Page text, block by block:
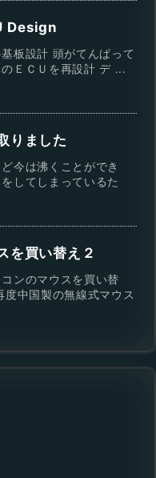
Design
板設計 頭がてんぱって
ＥＣＵを再設計 デ ...
りました
今は沸くことができ
してしまっているた
を買い替え２
ンのマウスを買い替
度中国製の無線式マウス